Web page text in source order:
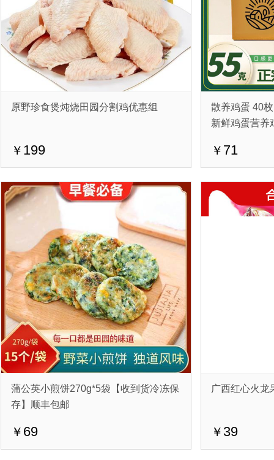
原野珍食煲炖烧田园分割鸡优惠组
￥ 199
散养鸡蛋 40
新鲜鸡蛋营养
￥ 71
蒲公英小煎饼270g*5袋【收到货冷冻保
存】顺丰包邮
￥ 69
广西红心火龙
￥ 39